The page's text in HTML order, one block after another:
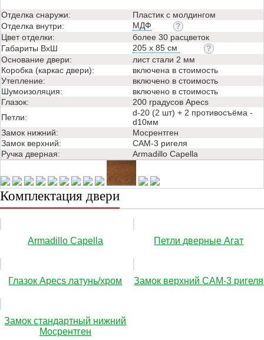
Отделка снаружи:
Пластик с молдингом
Отделка внутри:
МДФ
Цвет отделки:
более 30 расцветок
Габариты ВхШ
205 х 85 см
Основание двери:
лист стали 2 мм
Коробка (каркас двери):
включена в стоимость
Утепление:
включено в стоимость
Шумоизоляция:
включено в стоимость
Глазок:
200 градусов Apecs
Петли:
d-20 (2 шт) + 2 противосъёма -
d10мм
Замок нижний:
Мосрентген
Замок верхний:
САМ-3 ригеля
Ручка дверная:
Аrmadillo Capella
Комплектация двери
Аrmadillo Capella Петли дверные Агат
Глазок Apecs латунь/хром Замок верхний САМ-3 ригеля
Замок стандартный нижний
Мосрентген